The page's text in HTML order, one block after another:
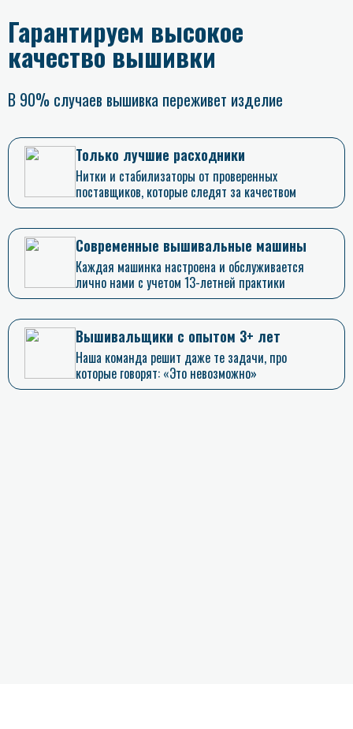
Гарантируем высокое
качество вышивки
В 90% случаев вышивка переживет изделие
Только лучшие расходники
Нитки и стабилизаторы от проверенных
поставщиков, которые следят за качеством
Современные вышивальные машины
Каждая машинка настроена и обслуживается
лично нами с учетом 13-летней практики
Вышивальщики с опытом 3+ лет
Наша команда решит даже те задачи, про
которые говорят: «Это невозможно»